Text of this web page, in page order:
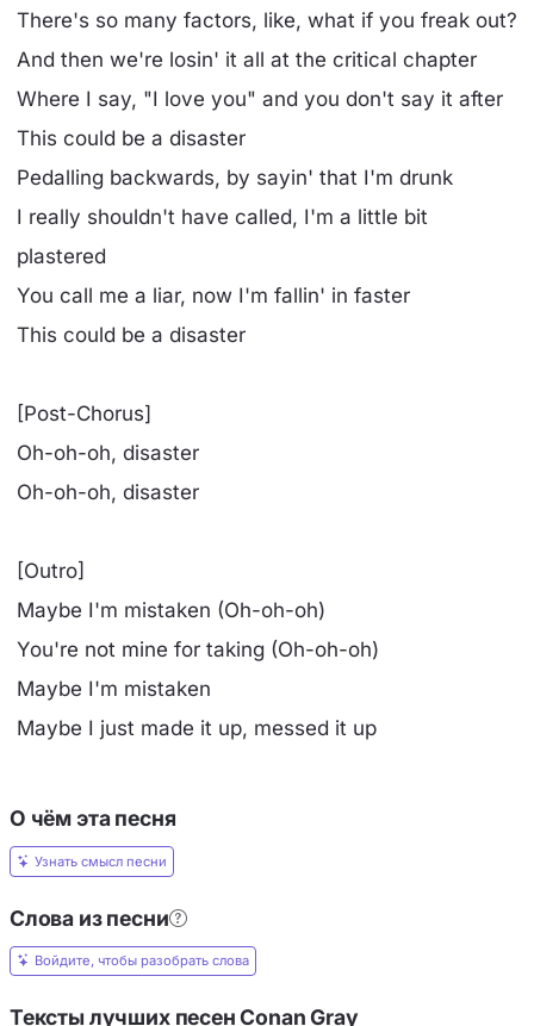
There's so many factors, like, what if you freak out?
And then we're losin' it all at the critical chapter
Where I say, "I love you" and you don't say it after
This could be a disaster
Pedalling backwards, by sayin' that I'm drunk
I really shouldn't have called, I'm a little bit
plastered
You call me a liar, now I'm fallin' in faster
This could be a disaster
[Post-Chorus]
Oh-oh-oh, disaster
Oh-oh-oh, disaster
[Outro]
Maybe I'm mistaken (Oh-oh-oh)
You're not mine for taking (Oh-oh-oh)
Maybe I'm mistaken
Maybe I just made it up, messed it up
О чём эта песня
Узнать смысл песни
Слова из песни
Войдите, чтобы разобрать слова
Тексты лучших песен Conan Gray